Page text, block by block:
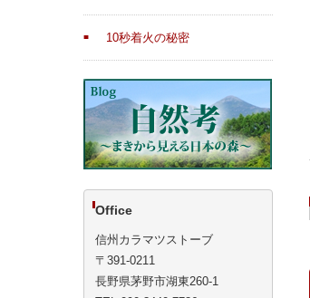
10秒着火の秘密
Office
信州カラマツストーブ
〒391-0211
長野県茅野市湖東260-1